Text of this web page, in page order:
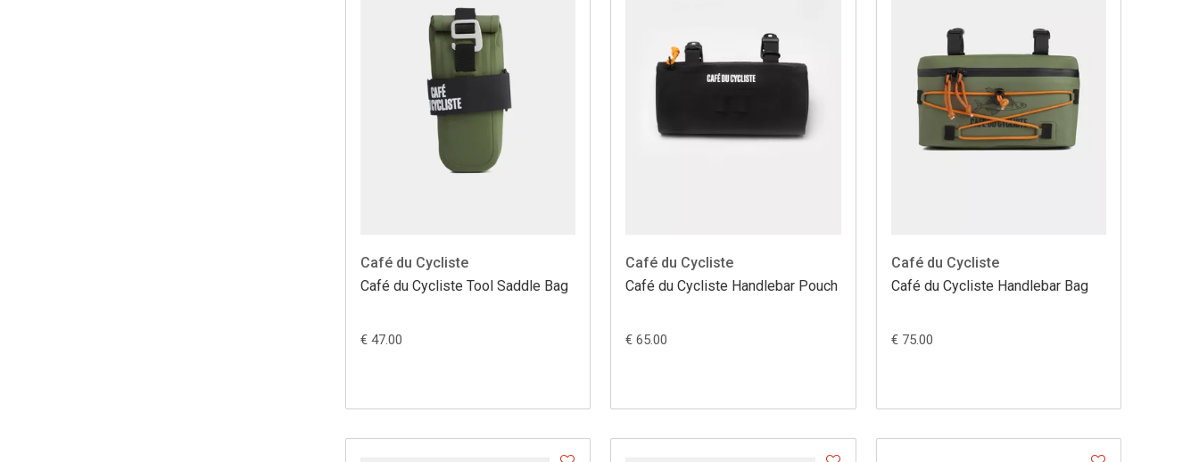
Café du Cycliste
Café du Cycliste Tool Saddle Bag
€ 47.00
Café du Cycliste
Café du Cycliste Handlebar Pouch
€ 65.00
Café du Cycliste
Café du Cycliste Handlebar Bag
€ 75.00